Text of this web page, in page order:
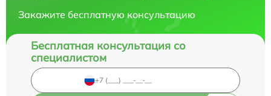
Закажите бесплатную консультацию
Бесплатная консультация со
специалистом